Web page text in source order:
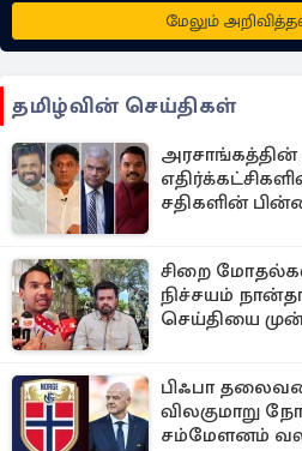
மேலும்
தமிழ்வின் செய்திகள்
அரசாங்கத்தின்
சதிகளின்
சிறை
நிச்சயம்
செய்தியை
பிஃபா
விலகுமாறு
சம்மேளனம்